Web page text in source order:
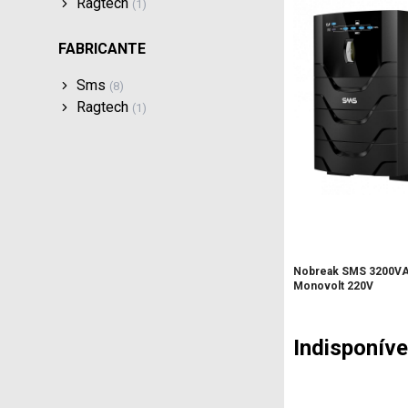
(1 )
FABRICANTE
Sms (8)
Ragtech (1 )
Nobreak SMS
Monovolt 220V